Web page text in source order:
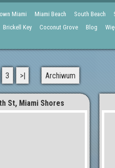
Miami Miami Beach South Beach
Brickell Key
Coconut Grove Blog
3 >| Archiwum
St, Miami Shores